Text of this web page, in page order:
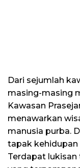
Dari sejumlah
masing-masing
Kawasan
menawarkan
manusia purba.
tapak kehidupan
Terdapat lukisan